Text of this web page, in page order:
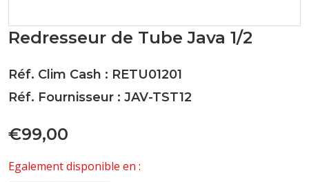
Redresseur de Tube Java 1/2
Réf. Clim Cash : RETU01201
Réf. Fournisseur : JAV-TST12
€99,00
Egalement disponible en :